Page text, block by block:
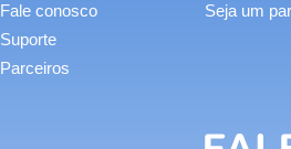
Fale conosco
Suporte
Parceiros
Seja um